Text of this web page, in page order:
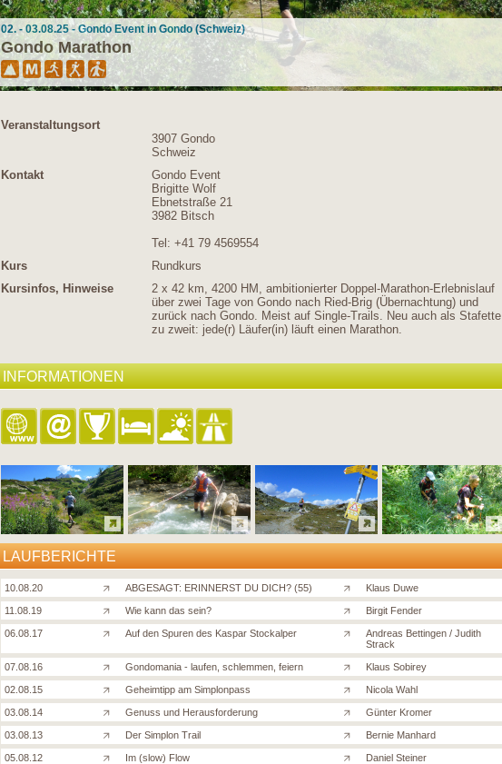
02. - 03.08.25 - Gondo Event in Gondo (Schweiz)
Gondo Marathon
Veranstaltungsort
3907 Gondo
Schweiz
Kontakt
Gondo Event
Brigitte Wolf
Ebnetstraße 21
3982 Bitsch
Tel: +41 79 4569554
Kurs
Rundkurs
Kursinfos, Hinweise
2 x 42 km, 4200 HM, ambitionierter Doppel-Marathon-Erlebnislauf
über zwei Tage von Gondo nach Ried-Brig (Übernachtung) und
zurück nach Gondo. Meist auf Single-Trails. Neu auch als Stafette
zu zweit: jede(r) Läufer(in) läuft einen Marathon.
INFORMATIONEN
LAUFBERICHTE
10.08.20 ABGESAGT: ERINNERST DU DICH? (55) Klaus Duwe
11.08.19 Wie kann das sein? Birgit Fender
06.08.17 Auf den Spuren des Kaspar Stockalper
Andreas Bettingen / Judith
Strack
07.08.16 Gondomania - laufen, schlemmen, feiern Klaus Sobirey
02.08.15 Geheimtipp am Simplonpass Nicola Wahl
03.08.14 Genuss und Herausforderung Günter Kromer
03.08.13 Der Simplon Trail Bernie Manhard
05.08.12 Im (slow) Flow Daniel Steiner